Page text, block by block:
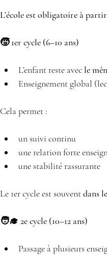
L’école est obligatoire à
🧒 1er cycle (6–10 ans)
L’enfant reste avec le
Enseignement global
Cela permet :
un suivi continu
une relation forte
une stabilité rassurante
Le 1er cycle est souvent dans
🧑‍🎓 2e cycle (10–12 ans)
Passage à plusieurs